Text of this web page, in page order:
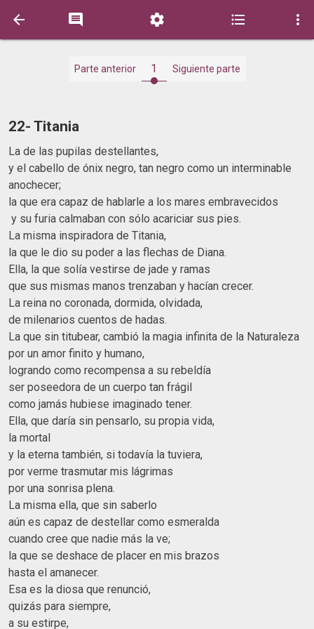
    
Parte anterior 1 Siguiente parte
22- Titania
La de las pupilas destellantes,
y el cabello de ónix negro, tan negro como un interminable
anochecer;
la que era capaz de hablarle a los mares embravecidos
y su furia calmaban con sólo acariciar sus pies.
La misma inspiradora de Titania,
la que le dio su poder a las flechas de Diana.
Ella, la que solía vestirse de jade y ramas
que sus mismas manos trenzaban y hacían crecer.
La reina no coronada, dormida, olvidada,
de milenarios cuentos de hadas.
La que sin titubear, cambió la magia infinita de la Naturaleza
por un amor finito y humano,
logrando como recompensa a su rebeldía
ser poseedora de un cuerpo tan frágil
como jamás hubiese imaginado tener.
Ella, que daría sin pensarlo, su propia vida,
la mortal
y la eterna también, si todavía la tuviera,
por verme trasmutar mis lágrimas
por una sonrisa plena.
La misma ella, que sin saberlo
aún es capaz de destellar como esmeralda
cuando cree que nadie más la ve;
la que se deshace de placer en mis brazos
hasta el amanecer.
Esa es la diosa que renunció,
quizás para siempre,
a su estirpe,